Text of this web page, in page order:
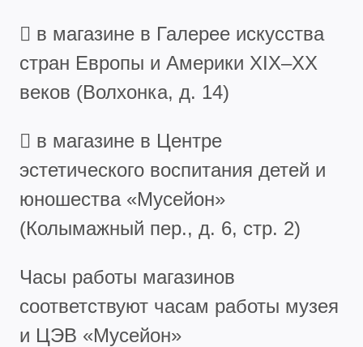
 в магазине в Галерее искусства
стран Европы и Америки XIX–XX
веков (Волхонка, д. 14)
 в магазине в Центре
эстетического воспитания детей и
юношества «Мусейон»
(Колымажный пер., д. 6, стр. 2)
Часы работы магазинов
соответствуют часам работы музея
и ЦЭВ «Мусейон»